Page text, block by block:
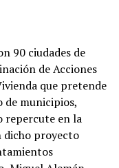
90 ciudades de
de Acciones
que pretende
de municipios,
repercute en la
dicho proyecto